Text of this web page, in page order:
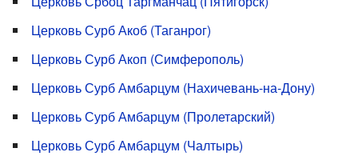
Церковь Сурб Акоб (Таганрог)
Церковь Сурб Акоп (Симферополь)
Церковь Сурб Амбарцум (Нахичевань-на-Дону)
Церковь Сурб Амбарцум (Пролетарский)
Церковь Сурб Амбарцум (Чалтырь)